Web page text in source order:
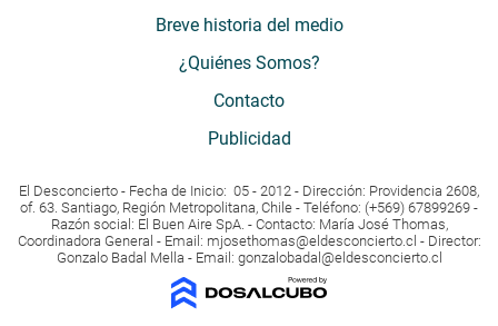
Breve historia del medio
¿Quiénes Somos?
Contacto
Publicidad
El Desconcierto - Fecha de Inicio: 05 - 2012 - Dirección: Providencia 2608,
of. 63. Santiago, Región Metropolitana, Chile - Teléfono: (+569) 67899269 -
Razón social: El Buen Aire SpA. - Contacto: María José Thomas,
Coordinadora General - Email: mjosethomas@eldesconcierto.cl - Director:
Gonzalo Badal Mella - Email: gonzalobadal@eldesconcierto.cl